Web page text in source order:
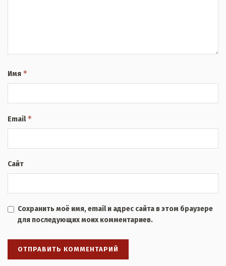
Имя *
Email*
Сайт
Сохранить моё имя, email и адрес сайта в этом браузере
для последующих моих комментариев.